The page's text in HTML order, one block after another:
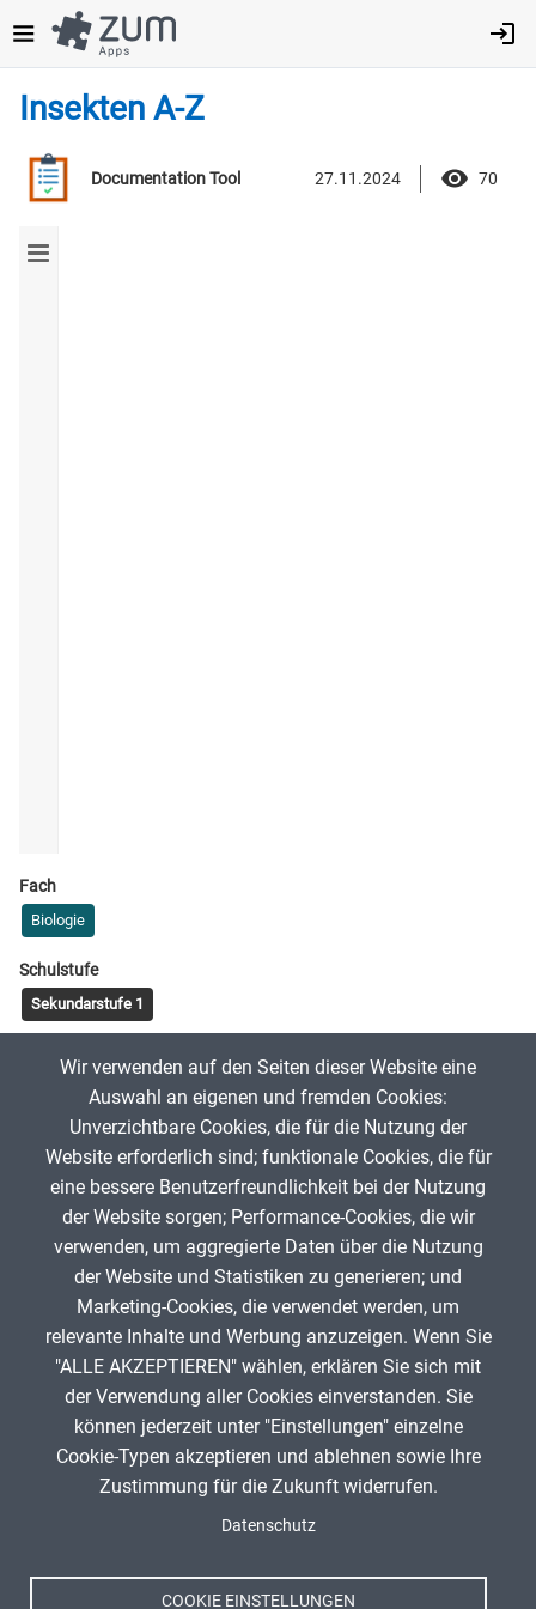
zum
Inhalt
Insekten A-Z
Documentation Tool 27.11.2024 70
Fach
Biologie
Schulstufe
Sekundarstufe 1
27. November 2024
App melden
ANZEIGE
Spenden
Impressum
Wir verwenden auf den Seiten dieser Website eine
Auswahl an eigenen und fremden Cookies:
Unverzichtbare Cookies, die für die Nutzung der
Website erforderlich sind; funktionale Cookies, die für
eine bessere Benutzerfreundlichkeit bei der Nutzung
der Website sorgen; Performance-Cookies, die wir
verwenden, um aggregierte Daten über die Nutzung
der Website und Statistiken zu generieren; und
Marketing-Cookies, die verwendet werden, um
relevante Inhalte und Werbung anzuzeigen. Wenn Sie
"ALLE AKZEPTIEREN" wählen, erklären Sie sich mit
der Verwendung aller Cookies einverstanden. Sie
können jederzeit unter "Einstellungen" einzelne
Cookie-Typen akzeptieren und ablehnen sowie Ihre
Zustimmung für die Zukunft widerrufen.
Datenschutz
COOKIE EINSTELLUNGEN